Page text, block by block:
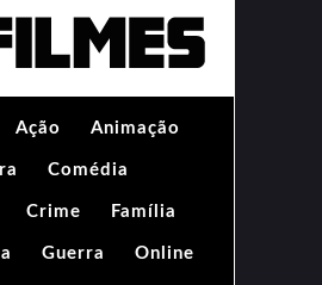
Ação Animação
Comédia
Crime Família
Guerra Online